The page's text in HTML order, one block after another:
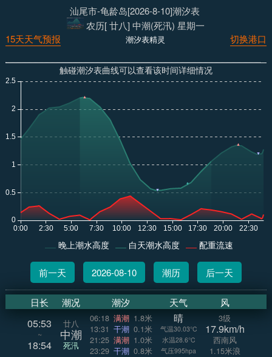
汕尾市-龟龄岛[2026-8-10]潮汐表
农历[ 廿八] 中潮(死汛) 星期一
切换港口
潮汐表精灵
15天天气预报
触碰潮汐表曲线可以查看该时间详细情况
晚上潮水高度 白天潮水高度 配重流速
前一天 2026-08-10 潮历 后一天
日长 潮况 潮汐 天气 风
05:53
~
18:54
廿八
中潮
死汛
06:18 满潮 1.8米
13:31 干潮 0.1米
21:25 满潮 1.0米
23:29 干潮 0.8米
晴
气温30.03°C
水温28.6°C
气压995hpa
3级
17.9km/h
西南风
1.15米浪